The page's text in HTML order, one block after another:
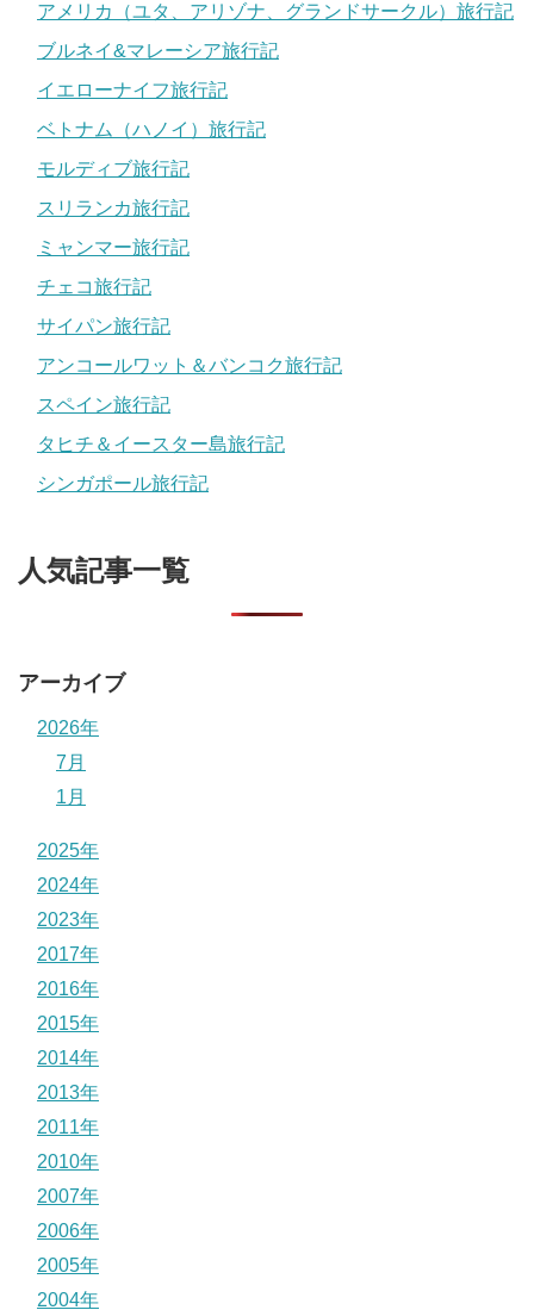
アメリカ（ユタ、アリゾナ、グランドサークル）旅行記
ブルネイ&マレーシア旅行記
イエローナイフ旅行記
ベトナム（ハノイ）旅行記
モルディブ旅行記
スリランカ旅行記
ミャンマー旅行記
チェコ旅行記
サイパン旅行記
アンコールワット＆バンコク旅行記
スペイン旅行記
タヒチ＆イースター島旅行記
シンガポール旅行記
人気記事一覧
アーカイブ
2026年
7月
1月
2025年
2024年
2023年
2017年
2016年
2015年
2014年
2013年
2011年
2010年
2007年
2006年
2005年
2004年